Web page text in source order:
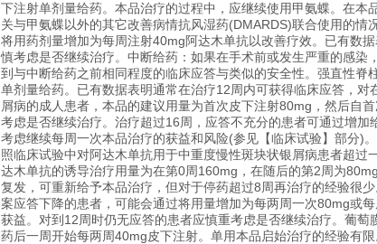
下注射单剂量给药。本品治疗的过程中，应继续使用甲氨蝶。在
关与甲氨蝶以外的其它改善病情抗风湿药(DMARDS)联合使用的
将用药剂量增加为每周注射40mg阿达木单抗以改善疗效。已有数
慎考虑是否继续治疗。中断给药：如果在手术前或发生严重的感
到与中断给药之前相同程度的临床应答与类似的安全性。强直性
单剂量给药。已有数据表明通常在治疗12周内可获得临床应答，
屑病的成人患者，本品的建议用量为首次皮下注射80mg，然后自
考虑是否继续治疗。治疗超过16周，应答不充分的患者可通过增
考虑继续每周一次本品治疗的获益和风险(参见【临床试验】部分)
照临床试验中对阿达木单抗用于中重度慢性斑块状银屑病患者超
达木单抗的诱导治疗用量为在第0周160mg，在随后的第2周为
复发，可重新给予本品治疗，但对于停药超过8周再治疗的经验很
案应答下降的患者，可能会通过将用量增加为每两周一次80mg或
获益。对到12周时仍无应答的患者应慎重考虑是否继续治疗。葡
药后一周开始每两周40mg皮下注射。单用本品启始治疗的经验有